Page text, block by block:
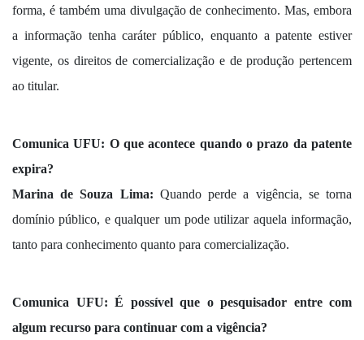
forma, é também uma divulgação de conhecimento. Mas, embora
a informação tenha caráter público, enquanto a patente estiver
vigente, os direitos de comercialização e de produção pertencem
ao titular.
Comunica UFU: O que acontece quando o prazo da patente
expira?
Marina de Souza Lima: Quando perde a vigência, se torna
domínio público, e qualquer um pode utilizar aquela informação,
tanto para conhecimento quanto para comercialização.
Comunica UFU: É possível que o pesquisador entre com
algum recurso para continuar com a vigência?